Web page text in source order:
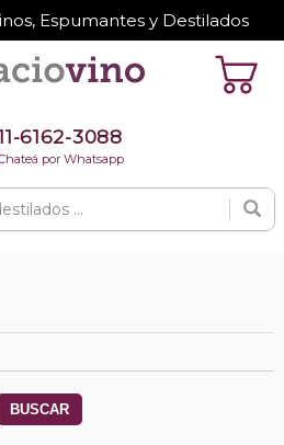
Espumantes y Destilados
6162-3088
por Whatsapp
BUSCAR